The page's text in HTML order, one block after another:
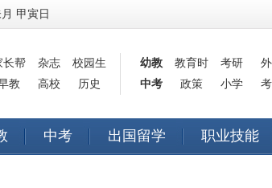
月 甲寅日
长帮 杂志
校园生
活
教 高校 历史
幼教
教育时
讯
考研
中考
政策 小学
中考 出国留学 职业技能